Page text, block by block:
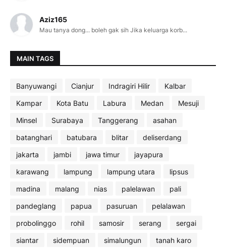
Aziz165
Mau tanya dong... boleh gak sih Jika keluarga korb...
MAIN TAGS
Banyuwangi Cianjur Indragiri Hilir
Kalbar
Kampar
Kota Batu Labura Medan
Mesuji
Minsel
Surabaya Tanggerang
asahan
batanghari
batubara blitar
deliserdang
jakarta
jambi jawa timur
jayapura
karawang
lampung lampung utara
lipsus
madina
malang nias palelawan
pali
pandeglang
papua pasuruan
pelalawan
probolinggo
rohil samosir serang
sergai
siantar
sidempuan simalungun
tanah karo